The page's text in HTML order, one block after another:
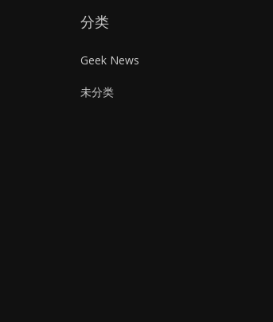
分类
Geek News
未分类